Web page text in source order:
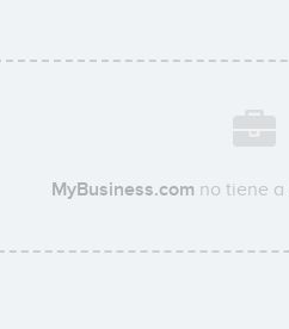
MyBusiness.com no tiene a